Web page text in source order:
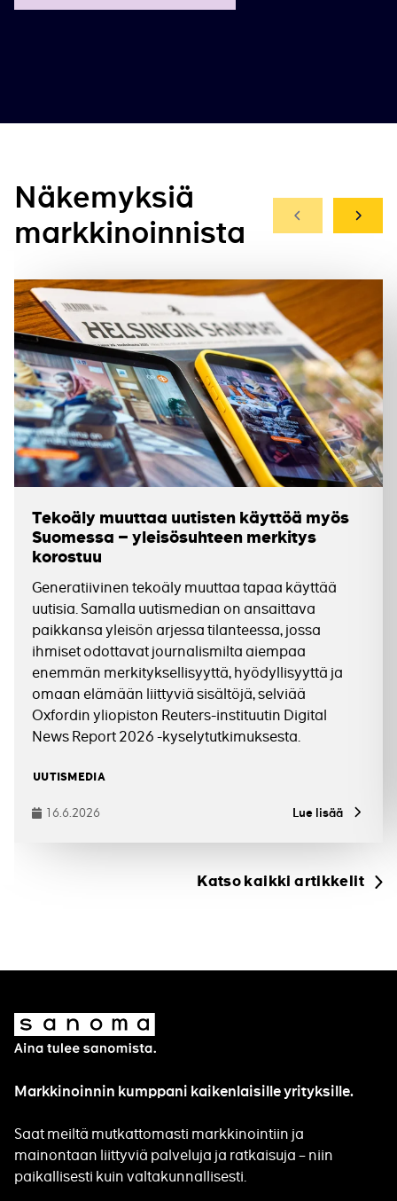
Näkemyksiä
markkinoinnista
Edellinen
Tekoäly muuttaa uutisten käyttöä myös
Suomessa – yleisösuhteen merkitys
korostuu
Generatiivinen tekoäly muuttaa tapaa käyttää
uutisia. Samalla uutismedian on ansaittava
paikkansa yleisön arjessa tilanteessa, jossa
ihmiset odottavat journalismilta aiempaa
enemmän merkityksellisyyttä, hyödyllisyyttä ja
omaan elämään liittyviä sisältöjä, selviää
Oxfordin yliopiston Reuters-instituutin Digital
News Report 2026 -kyselytutkimuksesta.
Tagit
UUTISMEDIA
Julkaistu
16.6.2026 Lue lisää
Katso kaikki artikkelit
Sanoma
Markkinoinnin kumppani kaikenlaisille yrityksille.
Saat meiltä mutkattomasti markkinointiin ja
mainontaan liittyviä palveluja ja ratkaisuja – niin
paikallisesti kuin valtakunnallisesti.